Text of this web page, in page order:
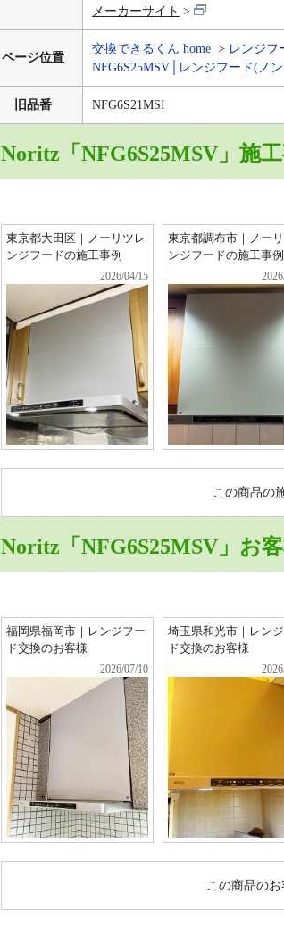
メーカーサイト
ページ位置
交換できるくん home レンジフ
NFG6S25MSV│レンジフード(ノ
旧品番 NFG6S21MSI
Noritz「NFG6S25MSV」施
東京都大田区｜ノーリツレ
ンジフードの施工事例
2026/04/15
東京都調布市｜ノー
ンジフードの施工事例
この商品の
Noritz「NFG6S25MSV」お
福岡県福岡市｜レンジフー
ド交換のお客様
2026/07/10
埼玉県和光市｜レン
ド交換のお客様
この商品の